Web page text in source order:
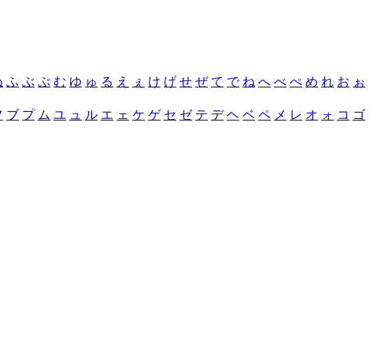
ふ ぶ ぷ む ゆ ゅ る え ぇ け げ せ ぜ て で ね へ べ ぺ め れ お ぉ
ブ プ ム ユ ュ ル エ ェ ケ ゲ セ ゼ テ デ ヘ ベ ペ メ レ オ ォ コ ゴ